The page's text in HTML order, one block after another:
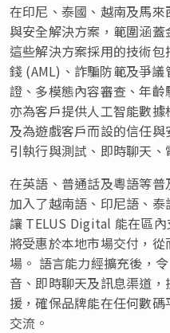
在印尼、泰國、越南及馬
與安全解決方案，範圍涵
這些解決方案採用的技術
錢 (AML)、詐騙防範及爭
證、多模態內容審查、年
亦為客戶提供人工智能數
及為遊戲客戶而設的信任
引執行與測試、即時聊天、
在英語、普通話及粵語等
加入了越南語、印尼語、泰
讓 TELUS Digital 能在區
將受惠於本地市場交付，
場。 語言能力經擴充後，
音、即時聊天及訊息渠道
援，確保品牌能在任何數
交流。